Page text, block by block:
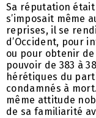
Sa réputation
s’imposait même
reprises, il se
d’Occident, pour
ou pour obtenir
pouvoir de 383 à
hérétiques du
condamnés à
même attitude
de sa familiarité